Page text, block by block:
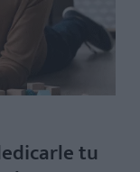
tu